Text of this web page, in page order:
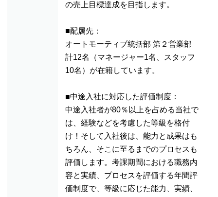
の売上目標達成を目指します。
■配属先：
オートモーティブ統括部 第２営業部
計12名（マネージャー1名、スタッフ
10名）が在籍しています。
■中途入社に対応した評価制度：
中途入社者が80％以上を占める当社で
は、経験などを考慮した等級を格付
け！そして入社後は、能力と成果はも
ちろん、そこに至るまでのプロセスも
評価します。考課期間における職務内
容と実績、プロセスを評価する年間評
価制度で、等級に応じた能力、実績、